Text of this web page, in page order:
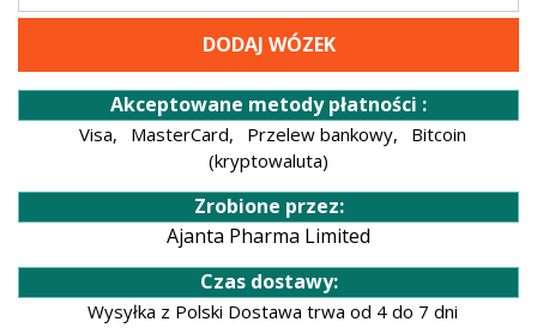
DODAJ WÓZEK
Akceptowane metody płatności :
Visa, MasterCard, Przelew bankowy,
Bitcoin
(kryptowaluta)
Zrobione przez:
Ajanta Pharma Limited
Czas dostawy:
Wysyłka z Polski Dostawa trwa od 4 do 7 dni